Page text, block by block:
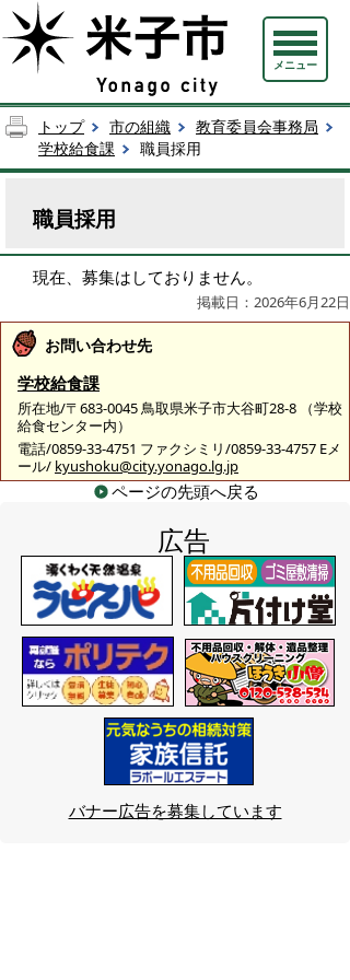
メニュー
トップ 市の組織
教育委員会事務局
学校給食課
職員採用
職員採用
現在、募集はしておりません。
掲載日：2026年6月22日
お問い合わせ先
学校給食課
所在地/〒683-0045 鳥取県米子市大谷町28-8 （学校
給食センター内）
電話/0859-33-4751 ファクシミリ/0859-33-4757 Eメ
ール/ kyushoku@city.yonago.lg.jp
ページの先頭へ戻る
広告
バナー広告を募集しています